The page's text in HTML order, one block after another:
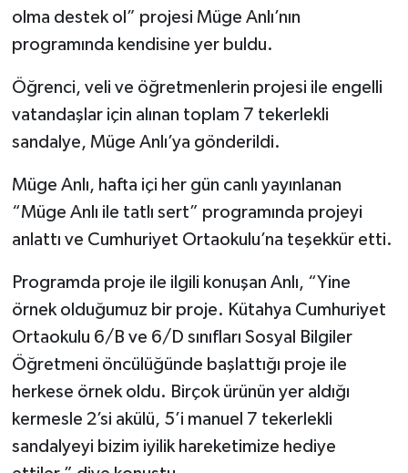
olma destek ol” projesi Müge Anlı’nın
programında kendisine yer buldu.
Öğrenci, veli ve öğretmenlerin projesi ile engelli
vatandaşlar için alınan toplam 7 tekerlekli
sandalye, Müge Anlı’ya gönderildi.
Müge Anlı, hafta içi her gün canlı yayınlanan
“Müge Anlı ile tatlı sert” programında projeyi
anlattı ve Cumhuriyet Ortaokulu’na teşekkür etti.
Programda proje ile ilgili konuşan Anlı, “Yine
örnek olduğumuz bir proje. Kütahya Cumhuriyet
Ortaokulu 6/B ve 6/D sınıfları Sosyal Bilgiler
Öğretmeni öncülüğünde başlattığı proje ile
herkese örnek oldu. Birçok ürünün yer aldığı
kermesle 2’si akülü, 5’i manuel 7 tekerlekli
sandalyeyi bizim iyilik hareketimize hediye
Köşe Yazıları
Kültür Sanat
Magazin
Pazarlar
Politika
Resmi İlan
Rüya Tabirleri